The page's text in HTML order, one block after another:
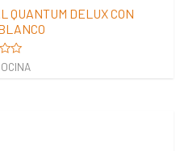
QUANTUM DELUX CON